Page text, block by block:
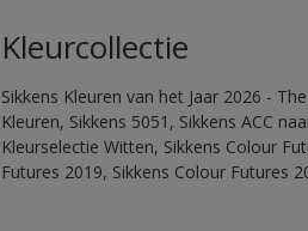
Kleurcollectie
Sikkens Kleuren van het Jaar 2026 -
Kleuren, Sikkens 5051, Sikkens ACC
Kleurselectie Witten, Sikkens Colour
Futures 2019, Sikkens Colour Futures